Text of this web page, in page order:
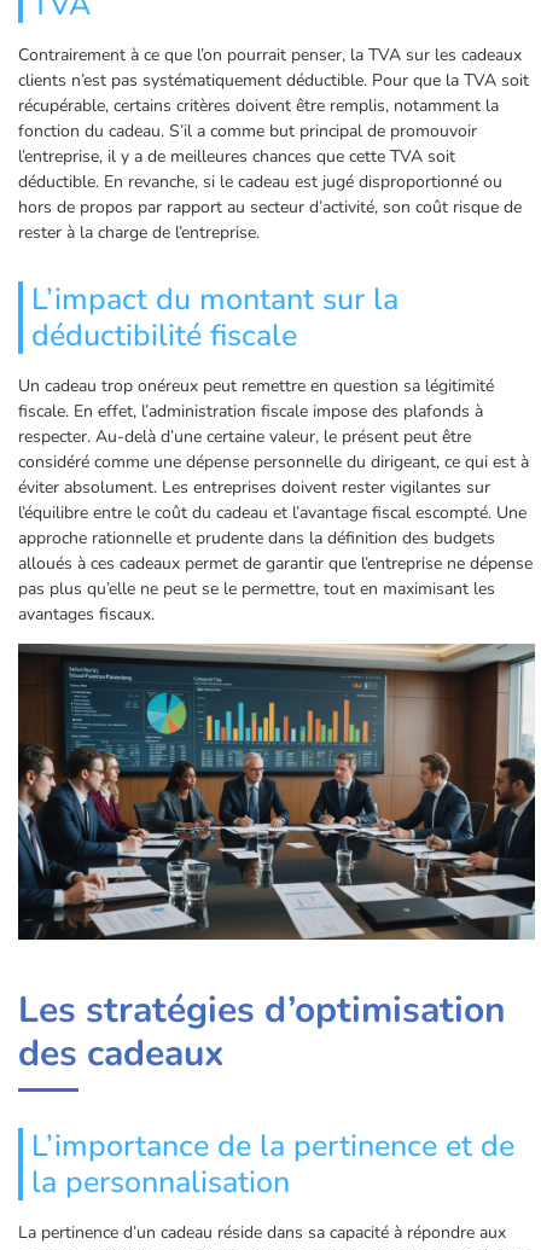
Contrairement à ce que l’on pourrait penser, la TVA sur les cadeaux
clients n’est pas systématiquement déductible. Pour que la TVA soit
récupérable, certains critères doivent être remplis, notamment la
fonction du cadeau. S’il a comme but principal de promouvoir
l’entreprise, il y a de meilleures chances que cette TVA soit
déductible. En revanche, si le cadeau est jugé disproportionné ou
hors de propos par rapport au secteur d’activité, son coût risque de
rester à la charge de l’entreprise.
L’impact du montant sur la
déductibilité fiscale
Un cadeau trop onéreux peut remettre en question sa légitimité
fiscale. En effet, l’administration fiscale impose des plafonds à
respecter. Au-delà d’une certaine valeur, le présent peut être
considéré comme une dépense personnelle du dirigeant, ce qui est à
éviter absolument. Les entreprises doivent rester vigilantes sur
l’équilibre entre le coût du cadeau et l’avantage fiscal escompté. Une
approche rationnelle et prudente dans la définition des budgets
alloués à ces cadeaux permet de garantir que l’entreprise ne dépense
pas plus qu’elle ne peut se le permettre, tout en maximisant les
avantages fiscaux.
Les stratégies d’optimisation
des cadeaux
L’importance de la pertinence et de
la personnalisation
La pertinence d’un cadeau réside dans sa capacité à répondre aux